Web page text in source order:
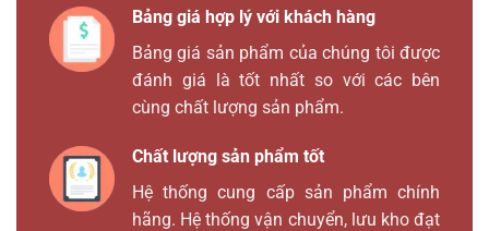
Bảng giá hợp lý với khách hàng
Bảng giá sản phẩm của chúng tôi được
đánh giá là tốt nhất so với các bên
cùng chất lượng sản phẩm.
Chất lượng sản phẩm tốt
Hệ thống cung cấp sản phẩm chính
hãng. Hệ thống vận chuyển, lưu kho đạt